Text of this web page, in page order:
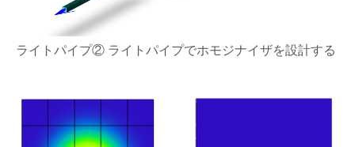
ライトパイプ② ライトパイプでホモジナイザを設計する